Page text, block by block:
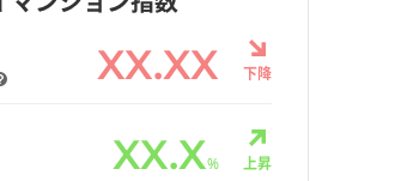
XX.XX 下降
XX.X% 上昇